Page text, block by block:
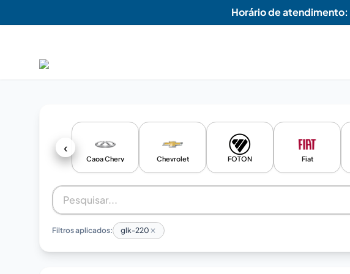
Horário de atendimento:
‹
Caoa Chery Chevrolet FOTON Fiat
Filtros aplicados: glk-220